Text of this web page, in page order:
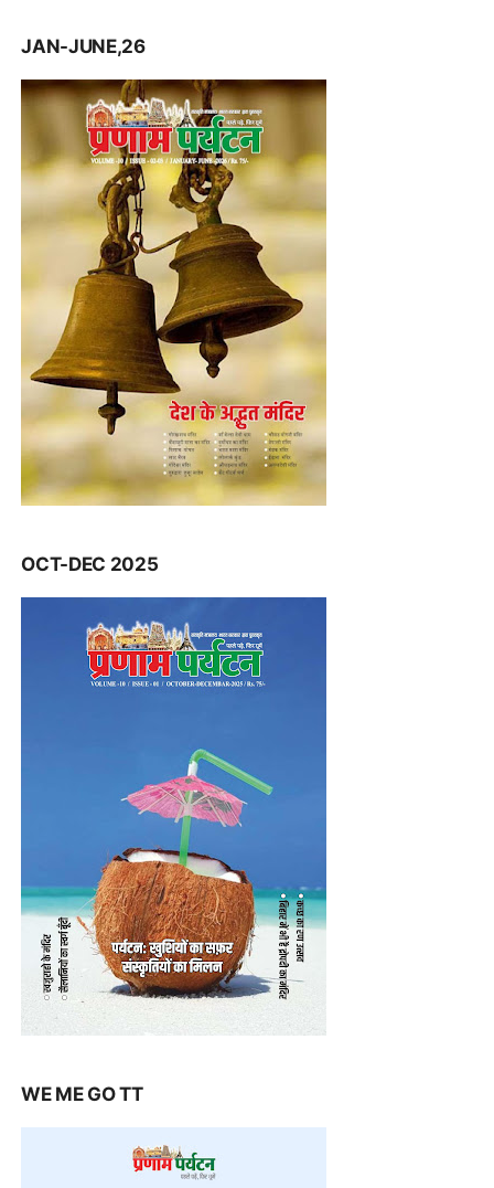
JAN-JUNE,26
OCT-DEC 2025
WE ME GO TT